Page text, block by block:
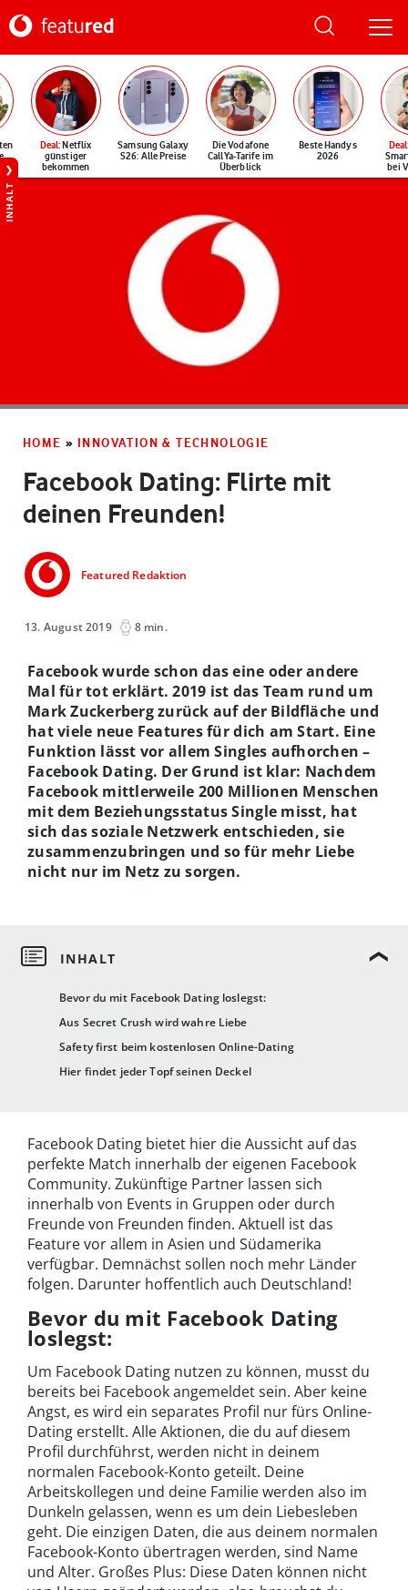
Deal: Netflix
günstiger
bekommen
Samsung Galaxy
S26: Alle Preise
Die Vodafone
CallYa-Tarife im
Überblick
Beste Handys
2026
Deal
bei
INHALT
HOME » INNOVATION & TECHNOLOGIE
Facebook Dating: Flirte mit
deinen Freunden!
Featured Redaktion
13. August 2019 8 min.
Bevor du mit Facebook Dating loslegst:
Aus Secret Crush wird wahre Liebe
Safety first beim kostenlosen Online-Dating
Hier findet jeder Topf seinen Deckel
Facebook wurde schon das eine oder andere
Mal für tot erklärt. 2019 ist das Team rund um
Mark Zuckerberg zurück auf der Bildfläche und
hat viele neue Features für dich am Start. Eine
Funktion lässt vor allem Singles aufhorchen –
Facebook Dating. Der Grund ist klar: Nachdem
Facebook mittlerweile 200 Millionen Menschen
mit dem Beziehungsstatus Single misst, hat
sich das soziale Netzwerk entschieden, sie
zusammenzubringen und so für mehr Liebe
nicht nur im Netz zu sorgen.
Facebook Dating bietet hier die Aussicht auf das
perfekte Match innerhalb der eigenen Facebook
Community. Zukünftige Partner lassen sich
innerhalb von Events in Gruppen oder durch
Freunde von Freunden finden. Aktuell ist das
Feature vor allem in Asien und Südamerika
verfügbar. Demnächst sollen noch mehr Länder
folgen. Darunter hoffentlich auch Deutschland!
Bevor du mit Facebook Dating
loslegst:
Um Facebook Dating nutzen zu können, musst du
bereits bei Facebook angemeldet sein. Aber keine
Angst, es wird ein separates Profil nur fürs Online-
Dating erstellt. Alle Aktionen, die du auf diesem
Profil durchführst, werden nicht in deinem
normalen Facebook-Konto geteilt. Deine
Arbeitskollegen und deine Familie werden also im
Dunkeln gelassen, wenn es um dein Liebesleben
geht. Die einzigen Daten, die aus deinem normalen
Facebook-Konto übertragen werden, sind Name
und Alter. Großes Plus: Diese Daten können nicht